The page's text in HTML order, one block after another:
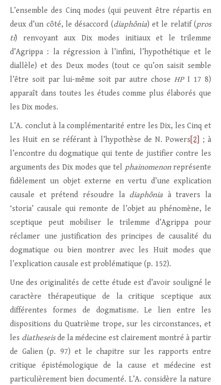
L’ensemble des Cinq modes (qui peuvent être répartis en
deux d’un côté, le désaccord (diaphônia) et le relatif (pros
ti) renvoyant aux Dix modes initiaux et le trilemme
d’Agrippa : la régression à l’infini, l’hypothétique et le
diallèle) et des Deux modes (tout ce qu’on saisit semble
l’être soit par lui-même soit par autre chose HPI 17 8)
apparaît dans toutes les études comme plus élaborés que
les Dix modes.
L’A. conclut à la complémentarité entre les Dix, les Cinq et
les Huit en se référant à l’hypothèse de N. Powers [2]
; à
l’encontre du dogmatique qui tente de justifier contre les
arguments des Dix modes que tel phainomenonreprésente
fidèlement un objet externe en vertu d’une explication
causale et prétend résoudre la diaphônia à travers la
‘storia’ causale qui remonte de l’objet au phénomène, le
sceptique peut mobiliser le trilemme d’Agrippa pour
réclamer une justification des principes de causalité du
dogmatique ou bien montrer avec les Huit modes que
l’explication causale est problématique (p. 152).
Une des originalités de cette étude est d’avoir souligné le
caractère thérapeutique de la critique sceptique aux
différentes formes de dogmatisme. Le lien entre les
dispositions du Quatrième trope, sur les circonstances, et
les diatheseisde la médecine est clairement montré à partir
de Galien (p. 97) et le chapitre sur les rapports entre
critique épistémologique de la cause et médecine est
particulièrement bien documenté. L’A. considère la nature